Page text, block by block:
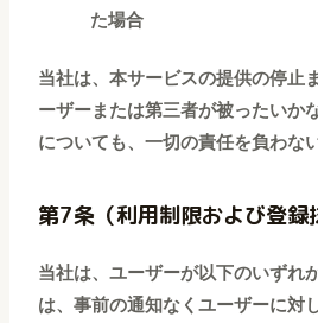
た場合
当社は、本サービスの提供の停止
ーザーまたは第三者が被ったいか
についても、一切の責任を負わな
第7条（利用制限および登録
当社は、ユーザーが以下のいずれ
は、事前の通知なくユーザーに対